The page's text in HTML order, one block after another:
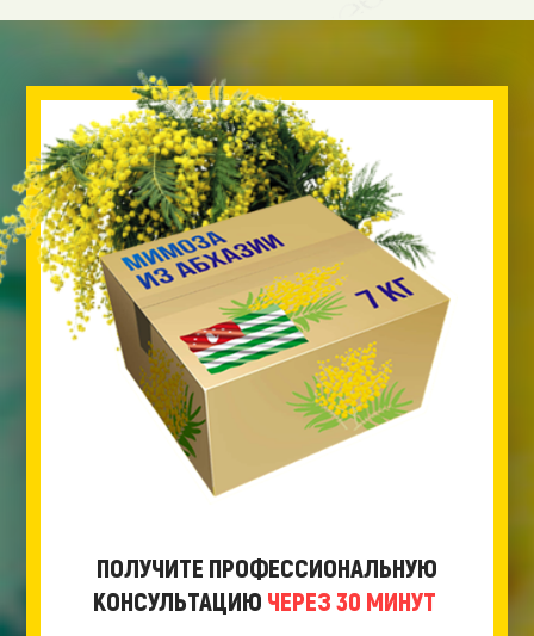
ПОЛУЧИТЕ ПРОФЕССИОНАЛЬНУЮ
КОНСУЛЬТАЦИЮ ЧЕРЕЗ 30 МИНУТ